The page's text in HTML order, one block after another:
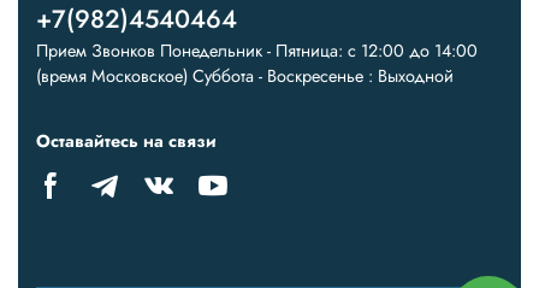
+7(982)4540464
Прием Звонков Понедельник - Пятница: с 12:00 до 14:00
(время Московское) Суббота - Воскресенье : Выходной
Оставайтесь на связи